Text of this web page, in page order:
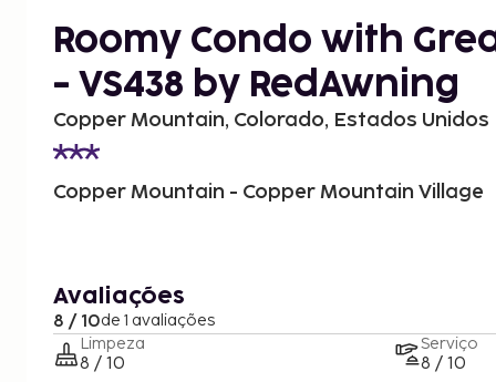
Roomy Condo with
- VS438 by RedAwning
Copper Mountain, Colorado, Estados Unidos
Copper Mountain - Copper Mountain Village
Avaliações
8 / 10de 1 avaliações
Limpeza
8 / 10
Serviço
8 / 10